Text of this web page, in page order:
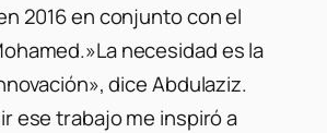
2016 en conjunto con el
necesidad es la
dice Abdulaziz.
ese trabajo me inspiró a